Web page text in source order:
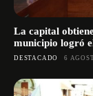
La capital
municipio logró
DESTACADO 6